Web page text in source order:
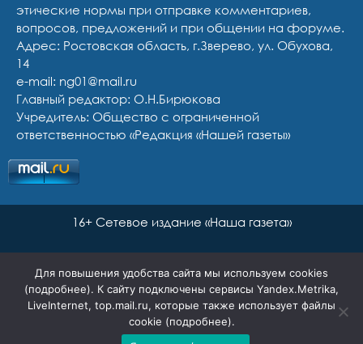
этические нормы при отправке комментариев,
вопросов, предложений и при общении на форуме.
Адрес: Ростовская область, г.Зверево, ул. Обухова,
14
e-mail: ng01@mail.ru
Главный редактор: О.Н.Бирюкова
Учредитель: Общество с ограниченной
ответственностью «Редакция «Нашей газеты»
16+ Сетевое издание «Наша газета»
Для повышения удобства сайта мы используем cookies
(подробнее). К сайту подключены сервисы Yandex.Metrika,
LiveInternet, top.mail.ru, которые также использует файлы
cookie (подробнее).